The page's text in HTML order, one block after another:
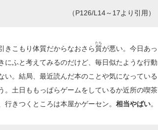
（P126/L14～17より引用）
きこもり体質だからなおさら質
たち
が悪い。今日あっ
にふと考えてみるのだけど、毎日似たような行動
。結局、最近読んだ本のことや気になっている
。土日ももっぱらゲームをしているか近所の喫茶
きつくところは本屋かゲーセン。 相当やばい。